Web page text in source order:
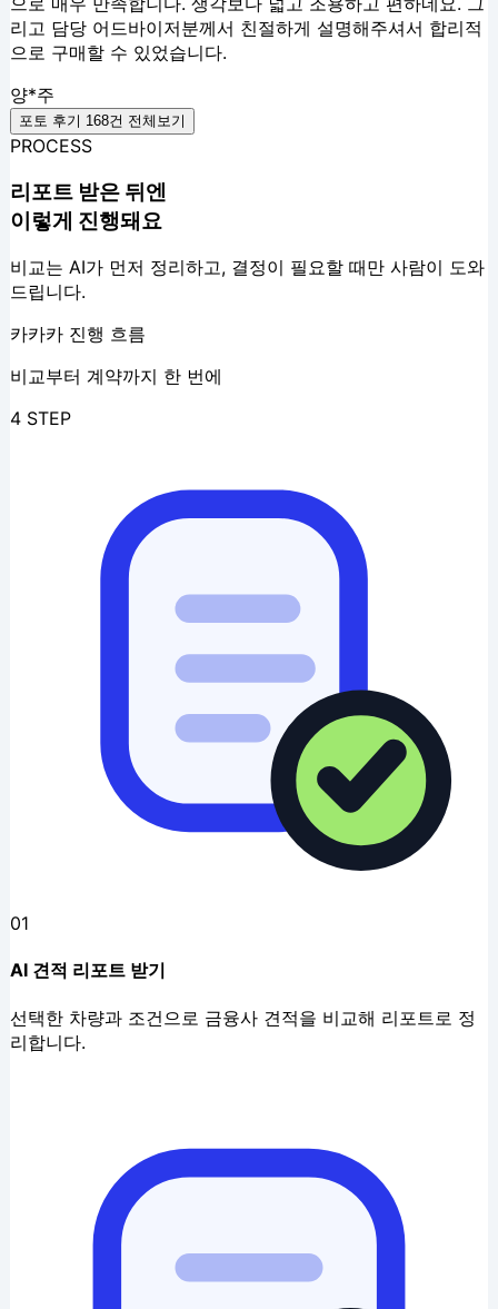
리고 담당 어드바이저분께서 친절하게 설명해주셔서 합리적
으로 구매할 수 있었습니다.
양*주
포토 후기 168건 전체보기
PROCESS
리포트 받은 뒤엔
이렇게 진행돼요
비교는 AI가 먼저 정리하고, 결정이 필요할 때만 사람이 도와
드립니다.
카카카 진행 흐름
비교부터 계약까지 한 번에
4 STEP
01
AI 견적 리포트 받기
선택한 차량과 조건으로 금융사 견적을 비교해 리포트로 정
리합니다.